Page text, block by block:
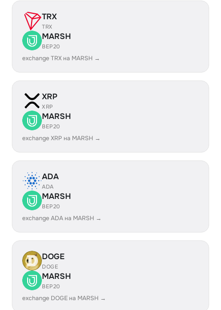
TRX
TRX
MARSH
BEP20
exchange TRX на MARSH →
XRP
XRP
MARSH
BEP20
exchange XRP на MARSH →
ADA
ADA
MARSH
BEP20
exchange ADA на MARSH →
DOGE
DOGE
MARSH
BEP20
exchange DOGE на MARSH →